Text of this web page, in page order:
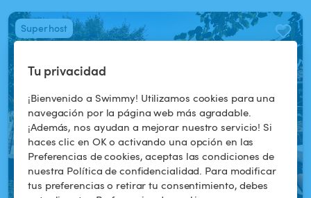
Tu privacidad
¡Bienvenido a Swimmy! Utilizamos cookies para una
navegación por la página web más agradable.
¡Además, nos ayudan a mejorar nuestro servicio! Si
haces clic en OK o activando una opción en las
Preferencias de cookies, aceptas las condiciones de
nuestra Política de confidencialidad. Para modificar
tus preferencias o retirar tu consentimiento, debes
1/8
Superhost